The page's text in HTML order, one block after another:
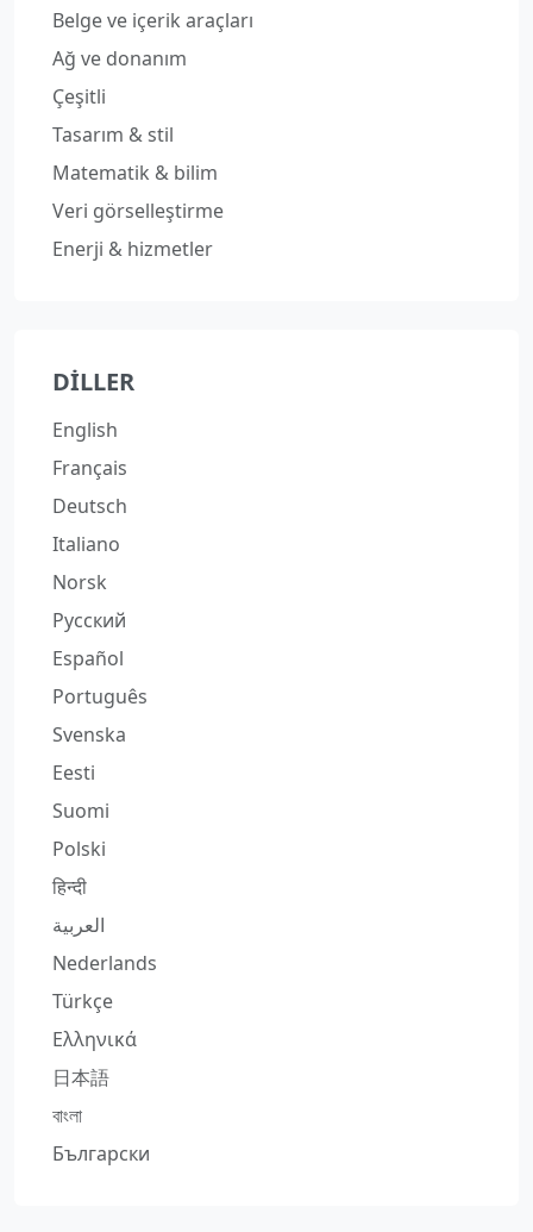
Belge ve içerik araçları
Ağ ve donanım
Çeşitli
Tasarım & stil
Matematik & bilim
Veri görselleştirme
Enerji & hizmetler
DILLER
English
Français
Deutsch
Italiano
Norsk
Русский
Español
Português
Svenska
Eesti
Suomi
Polski
हिन्दी
العربية
Nederlands
Türkçe
Ελληνικά
日本語
বাংলা
Български